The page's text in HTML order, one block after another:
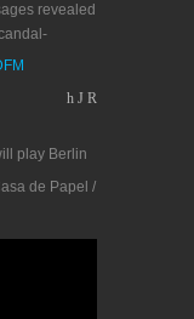
revealed
h J R
play Berlin
de Papel /